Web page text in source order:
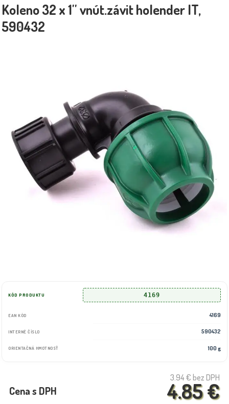
Koleno 32 x 1'' vnút.závit holender IT,
590432
KÓD PRODUKTU 4169
EAN KÓD 4169
INTERNÉ ČÍSLO 590432
ORIENTAČNÁ HMOTNOSŤ 100 g
3.94 € bez DPH
4.85 €
Cena s DPH